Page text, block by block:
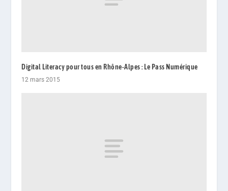
Digital Literacy pour tous en Rhône-Alpes : Le Pass Numérique
12 mars 2015